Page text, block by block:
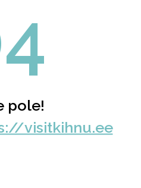
pole!
visitkihnu.ee